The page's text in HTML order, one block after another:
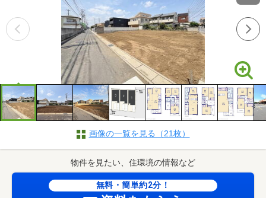
画像の一覧を見る（21枚）
物件を見たい、住環境の情報など
無料・簡単約2分！